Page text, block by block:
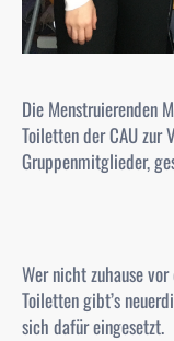
Die Menstruierenden
Toiletten der CAU zur
Gruppenmitglieder,
Wer nicht zuhause
Toiletten gibt’s
sich dafür eingesetzt.